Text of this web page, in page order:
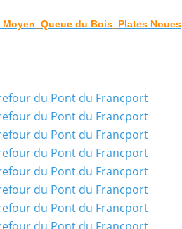
Moyen_Queue du Bois_Plates Noues